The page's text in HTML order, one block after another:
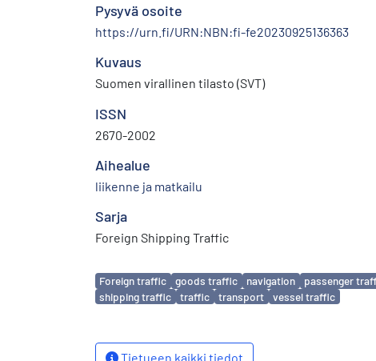
Pysyvä osoite
https://urn.fi/URN:NBN:fi-fe20230925136363
Kuvaus
Suomen virallinen tilasto (SVT)
ISSN
2670-2002
Aihealue
liikenne ja matkailu
Sarja
Foreign Shipping Traffic
Avainsanat
Foreign traffic goods traffic navigation passenger
shipping traffic
traffic transport vessel traffic
Tietueen kaikki tiedot